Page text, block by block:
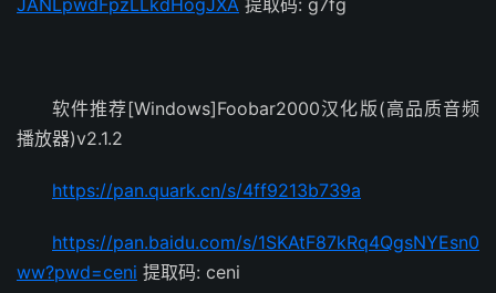
软件推荐[Windows]Foobar2000汉化版(高品质音频
播放器)v2.1.2
https://pan.quark.cn/s/4ff9213b739a
https://pan.baidu.com/s/1SKAtF87kRq4QgsNYEsn0
ww?pwd=ceni 提取码: ceni